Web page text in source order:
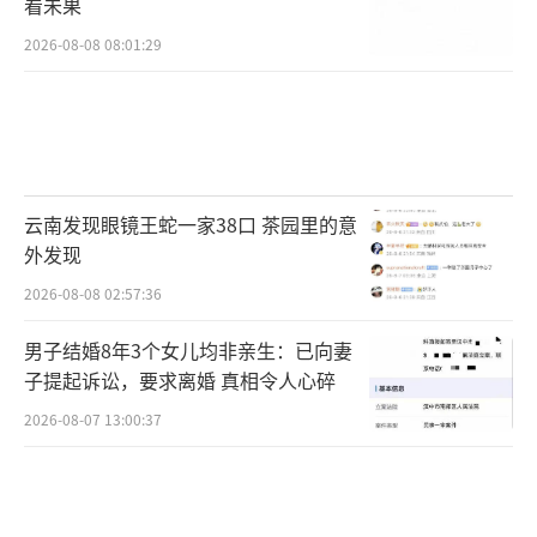
2026-08-08 08:01:29
云南发现眼镜王蛇一家38口 茶园里的意
外发现
2026-08-08 02:57:36
男子结婚8年3个女儿均非亲生：已向妻
子提起诉讼，要求离婚 真相令人心碎
2026-08-07 13:00:37